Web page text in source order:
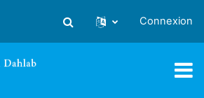
Activer/désactiver la saisie
Connexion